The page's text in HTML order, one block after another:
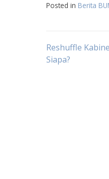
Posted in Berita
Post
Reshuffle
Siapa?